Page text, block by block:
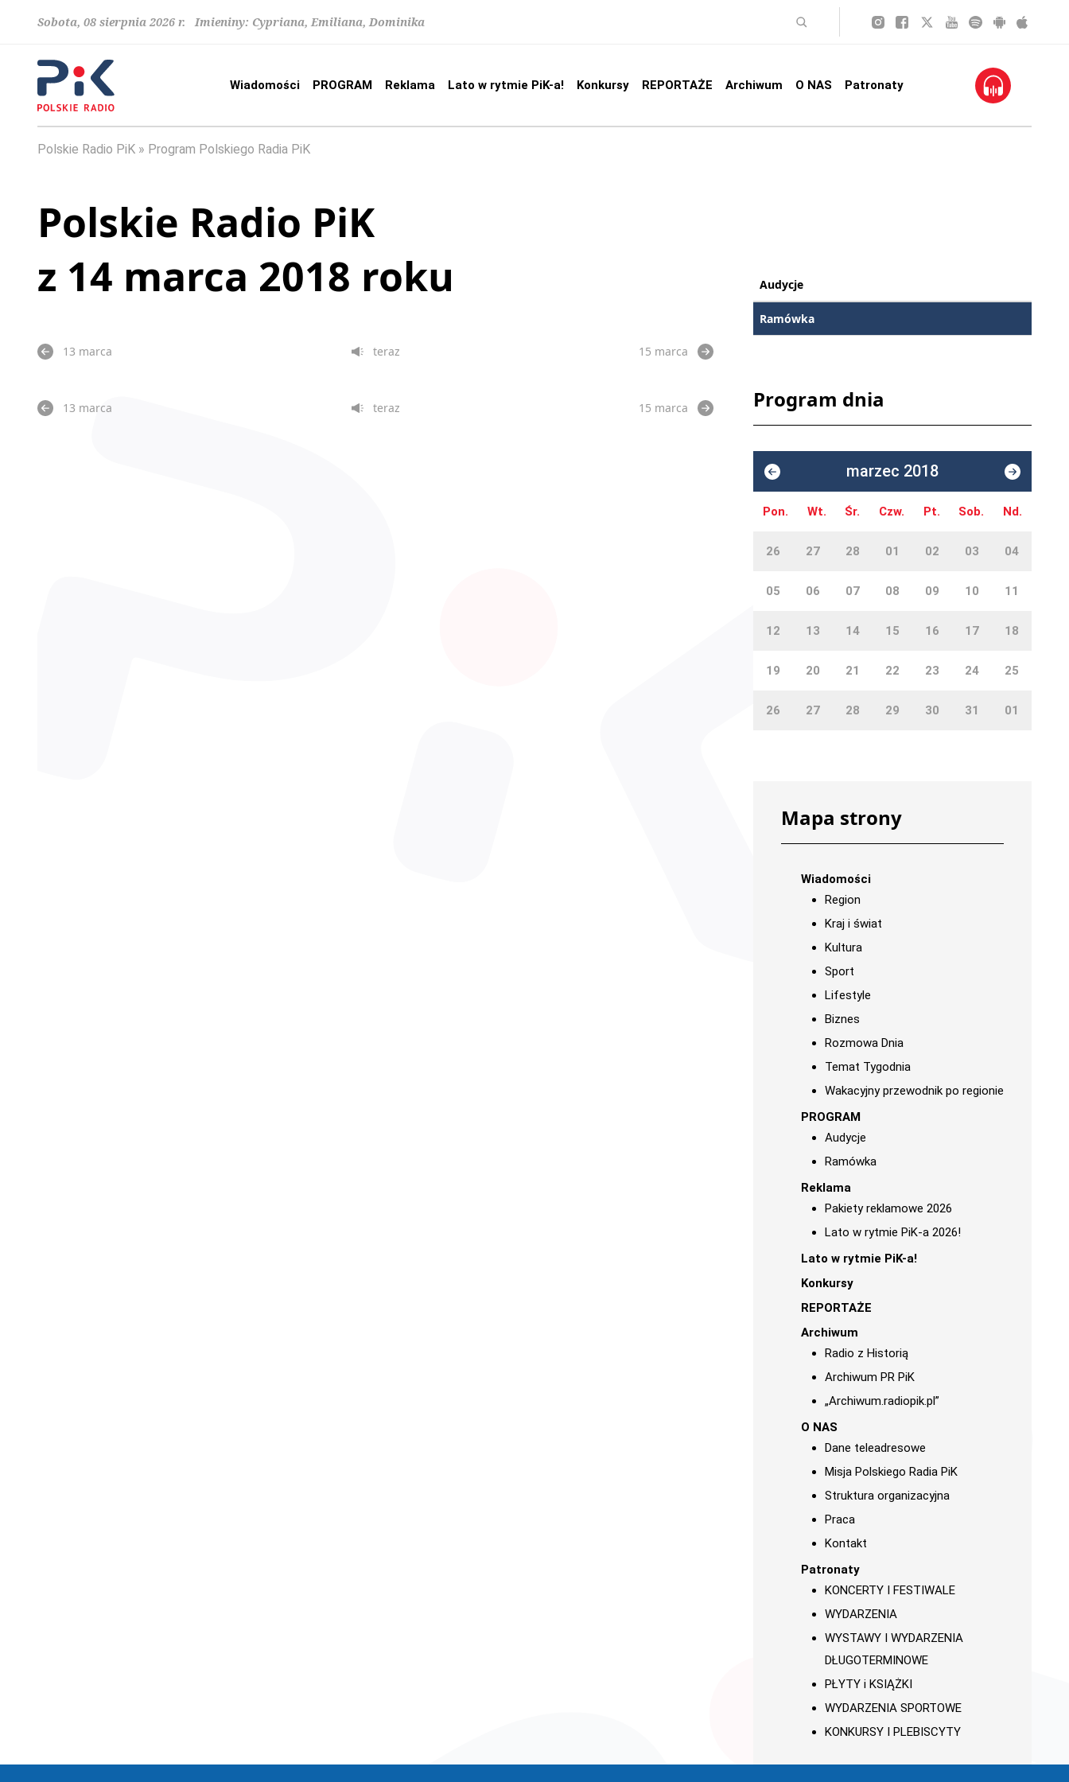
Sobota, 08 sierpnia 2026 r. Imieniny: Cypriana, Emiliana, Dominika
Wiadomości PROGRAM Reklama Lato w rytmie PiK-a! Konkursy REPORTAŻE Archiwum O NAS Patronaty
Polskie Radio PiK Program Polskiego Radia PiK
Polskie Radio PiK
z 14 marca 2018 roku
13 marca teraz 15 marca
13 marca teraz 15 marca
Audycje
Ramówka
Program dnia
marzec 2018
Pon. Wt. Śr. Czw. Pt. Sob. Nd.
26 27 28 01 02 03 04
05 06 07 08 09 10 11
12 13 14 15 16 17 18
19 20 21 22 23 24 25
26 27 28 29 30 31 01
Mapa strony
Wiadomości
Region
Kraj i świat
Kultura
Sport
Lifestyle
Biznes
Rozmowa Dnia
Temat Tygodnia
Wakacyjny przewodnik po regionie
PROGRAM
Audycje
Ramówka
Reklama
Pakiety reklamowe 2026
Lato w rytmie PiK-a 2026!
Lato w rytmie PiK-a!
Konkursy
REPORTAŻE
Archiwum
Radio z Historią
Archiwum PR PiK
„Archiwum.radiopik.pl”
O NAS
Dane teleadresowe
Misja Polskiego Radia PiK
Struktura organizacyjna
Praca
Kontakt
Patronaty
KONCERTY I FESTIWALE
WYDARZENIA
WYSTAWY I WYDARZENIA
DŁUGOTERMINOWE
PŁYTY i KSIĄŻKI
WYDARZENIA SPORTOWE
KONKURSY I PLEBISCYTY